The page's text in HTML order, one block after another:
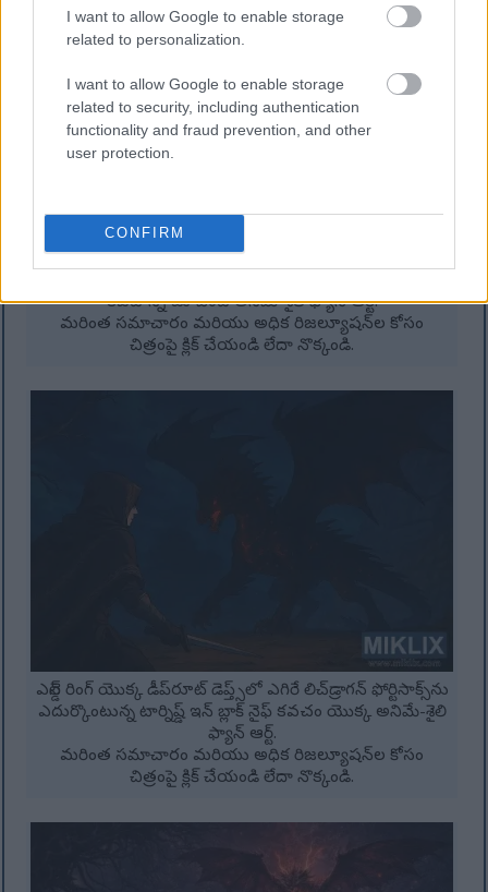
I want to allow Google to enable storage
related to personalization.
I want to allow Google to enable storage
related to security, including authentication
functionality and fraud prevention, and other
user protection.
CONFIRM
డీప్‌రూట్ డెప్త్స్‌లో క్రిమ్సన్ మెరుపుల మధ్య గాలిలో ఉన్న
కవచాన్ని చూపించే అనిమే-శైలి ఫ్యాన్ ఆర్ట్.
మరింత సమాచారం మరియు అధిక రిజల్యూషన్‌ల కోసం
చిత్రంపై క్లిక్ చేయండి లేదా నొక్కండి.
ఎల్డెన్ రింగ్ యొక్క డీప్‌రూట్ డెప్త్స్‌లో ఎగిరే లిచ్‌డ్రాగన్ ఫోర్టిసాక్స్‌ను
ఎదుర్కొంటున్న టార్నిష్డ్ ఇన్ బ్లాక్ నైఫ్ కవచం యొక్క అనిమే-శైలి
ఫ్యాన్ ఆర్ట్.
మరింత సమాచారం మరియు అధిక రిజల్యూషన్‌ల కోసం
చిత్రంపై క్లిక్ చేయండి లేదా నొక్కండి.